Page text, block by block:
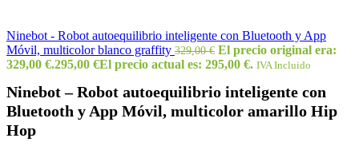
Ninebot - Robot autoequilibrio inteligente con Bluetooth y App
Móvil, multicolor blanco graffity 329,00€ El precio original era:
329,00 €.295,00 €El precio actual es: 295,00 €. IVA Incluido
Ninebot – Robot autoequilibrio inteligente con
Bluetooth y App Móvil, multicolor amarillo Hip
Hop